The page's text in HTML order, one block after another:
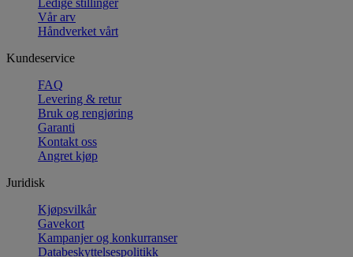
Ledige stillinger
Vår arv
Håndverket vårt
Kundeservice
FAQ
Levering & retur
Bruk og rengjøring
Garanti
Kontakt oss
Angret kjøp
Juridisk
Kjøpsvilkår
Gavekort
Kampanjer og konkurranser
Databeskyttelsespolitikk